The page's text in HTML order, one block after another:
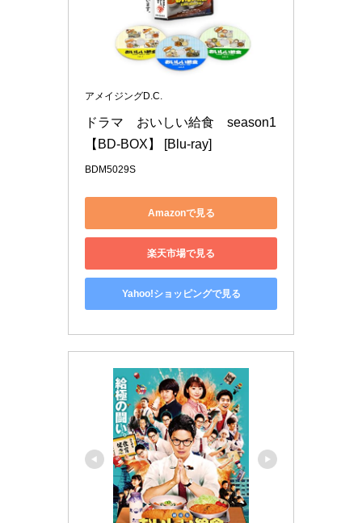
アメイジングD.C.
ドラマ　おいしい給食　season1
【BD-BOX】 [Blu-ray]
BDM5029S
Amazonで見る
楽天市場で見る
Yahoo!ショッピングで見る